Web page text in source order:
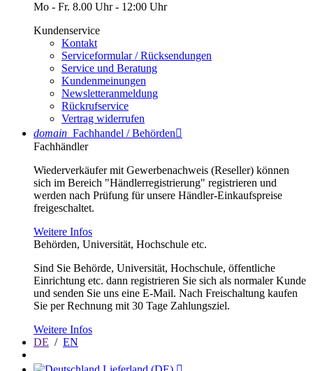
Mo - Fr. 8.00 Uhr - 12:00 Uhr
Kundenservice
Kontakt
Serviceformular / Rücksendungen
Service und Beratung
Kundenmeinungen
Newsletteranmeldung
Rückrufservice
Vertrag widerrufen
domain Fachhandel / Behörden
Fachhändler
Wiederverkäufer mit Gewerbenachweis (Reseller) können
sich im Bereich "Händlerregistrierung" registrieren und
werden nach Prüfung für unsere Händler-Einkaufspreise
freigeschaltet.
Weitere Infos
Behörden, Universität, Hochschule etc.
Sind Sie Behörde, Universität, Hochschule, öffentliche
Einrichtung etc. dann registrieren Sie sich als normaler Kunde
und senden Sie uns eine E-Mail. Nach Freischaltung kaufen
Sie per Rechnung mit 30 Tage Zahlungsziel.
Weitere Infos
DE / EN